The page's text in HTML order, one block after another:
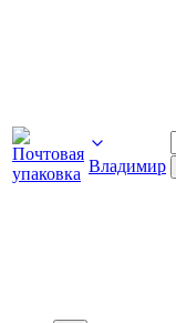
Владимир